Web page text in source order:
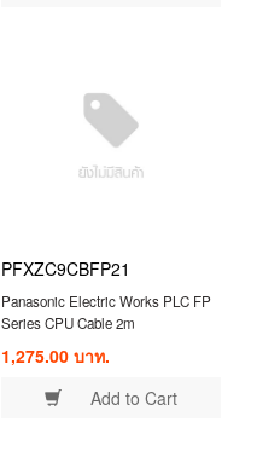
PFXZC9CBFP21
Panasonic Electric Works PLC FP
Series CPU Cable 2m
1,275.00 บาท.
Add to Cart